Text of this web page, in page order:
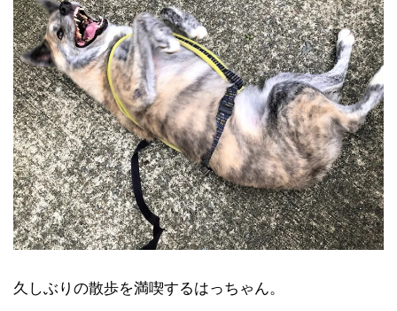
久しぶりの散歩を満喫するはっちゃん。